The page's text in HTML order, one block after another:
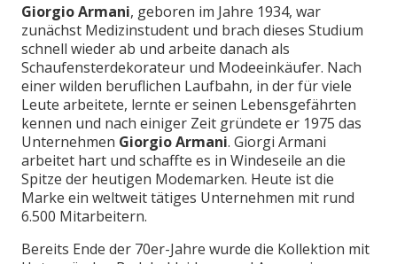
Giorgio Armani, geboren im Jahre 1934, war
zunächst Medizinstudent und brach dieses Studium
schnell wieder ab und arbeite danach als
Schaufensterdekorateur und Modeeinkäufer. Nach
einer wilden beruflichen Laufbahn, in der für viele
Leute arbeitete, lernte er seinen Lebensgefährten
kennen und nach einiger Zeit gründete er 1975 das
Unternehmen Giorgio Armani. Giorgi Armani
arbeitet hart und schaffte es in Windeseile an die
Spitze der heutigen Modemarken. Heute ist die
Marke ein weltweit tätiges Unternehmen mit rund
6.500 Mitarbeitern.
Bereits Ende der 70er-Jahre wurde die Kollektion mit